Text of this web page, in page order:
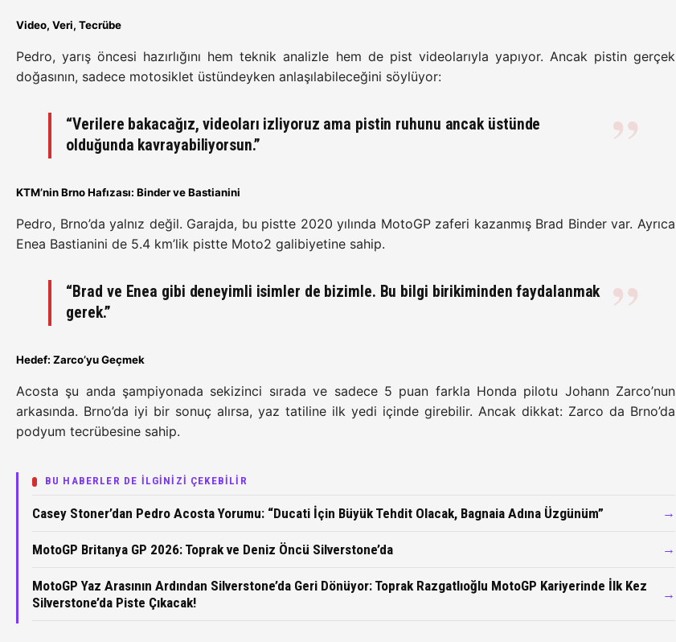
Video, Veri, Tecrübe
Pedro, yarış öncesi hazırlığını hem teknik analizle hem de pist videolarıyla yapıyor. Ancak pistin gerçek
doğasının, sadece motosiklet üstündeyken anlaşılabileceğini söylüyor:
“Verilere bakacağız, videoları izliyoruz ama pistin ruhunu ancak üstünde
olduğunda kavrayabiliyorsun.”
KTM’nin Brno Hafızası: Binder ve Bastianini
Pedro, Brno’da yalnız değil. Garajda, bu pistte 2020 yılında MotoGP zaferi kazanmış Brad Binder var. Ayrıca
Enea Bastianini de 5.4 km’lik pistte Moto2 galibiyetine sahip.
“Brad ve Enea gibi deneyimli isimler de bizimle. Bu bilgi birikiminden faydalanmak
gerek.”
Hedef: Zarco’yu Geçmek
Acosta şu anda şampiyonada sekizinci sırada ve sadece 5 puan farkla Honda pilotu Johann Zarco’nun
arkasında. Brno’da iyi bir sonuç alırsa, yaz tatiline ilk yedi içinde girebilir. Ancak dikkat: Zarco da Brno’da
podyum tecrübesine sahip.
BU HABERLER DE İLGİNİZİ ÇEKEBİLİR
Casey Stoner’dan Pedro Acosta Yorumu: “Ducati İçin Büyük Tehdit Olacak, Bagnaia Adına Üzgünüm” →
MotoGP Britanya GP 2026: Toprak ve Deniz Öncü Silverstone’da →
MotoGP Yaz Arasının Ardından Silverstone’da Geri Dönüyor: Toprak Razgatlıoğlu MotoGP Kariyerinde İlk Kez
Silverstone’da Piste Çıkacak!
→